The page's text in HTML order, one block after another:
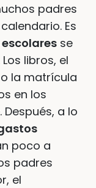
padres
Es
se
libros, el
la matrícula
en los
a lo
poco a
padres
el